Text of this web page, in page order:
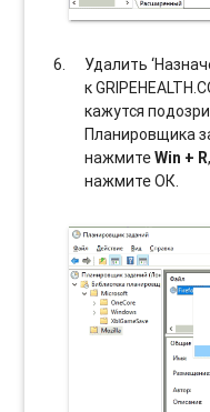
Удалить
к
кажутся
Планировщика
нажмитеWin + R
нажмите ОК.